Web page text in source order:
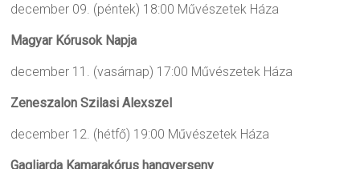
december 09. (péntek) 18:00 Művészetek Háza
Magyar Kórusok Napja
december 11. (vasárnap) 17:00 Művészetek Háza
Zeneszalon Szilasi Alexszel
december 12. (hétfő) 19:00 Művészetek Háza
Gagliarda Kamarakórus hangverseny